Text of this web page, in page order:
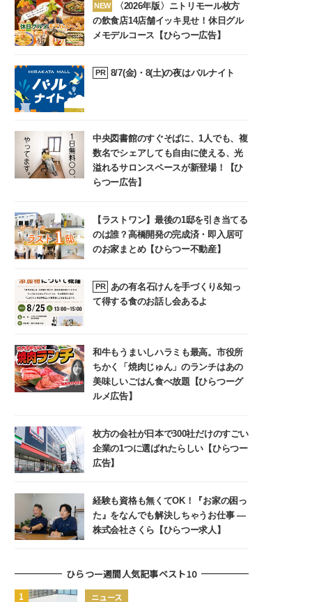
NEW
〈2026年版〉ニトリモール枚方
の飲食店14店舗イッキ見せ！休日グル
メモデルコース【ひらつー広告】
PR 8/7(金)・8(土)の夜はバルナイト
中央図書館のすぐそばに、1人でも、複
数名でシェアしても自由に使える、光
溢れるサロンスペースが新登場！【ひ
らつー広告】
【ラストワン】最後の1邸を引き当てる
のは誰？高橋開発の完成済・即入居可
のお家まとめ【ひらつー不動産】
PR
あの有名石けんを手づくり&知っ
て得する食のお話し会あるよ
和牛もうまいしハラミも最高。市役所
ちかく「焼肉じゅん」のランチはあの
美味しいごはん食べ放題【ひらつーグ
ルメ広告】
枚方の会社が日本で300社だけのすごい
企業の1つに選ばれたらしい【ひらつー
広告】
経験も資格も無くてOK！『お家の困っ
た』をなんでも解決しちゃうお仕事 ―
株式会社さくら【ひらつー求人】
ひらつー週間人気記事ベスト10
ニュース